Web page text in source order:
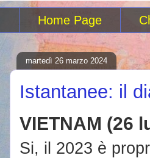
Home Page
martedì 26 marzo 2024
Istantanee: il
VIETNAM (26
Si, il 2023 è